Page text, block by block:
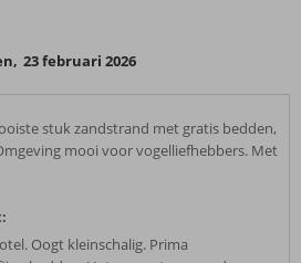
, 23 februari 2026
stuk zandstrand met gratis bedden,
mooi voor vogelliefhebbers. Met
Oogt kleinschalig. Prima